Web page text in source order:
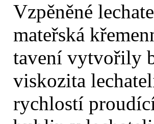
Vzpěněné
mateřská
tavení vytvořily
viskozita
rychlostí